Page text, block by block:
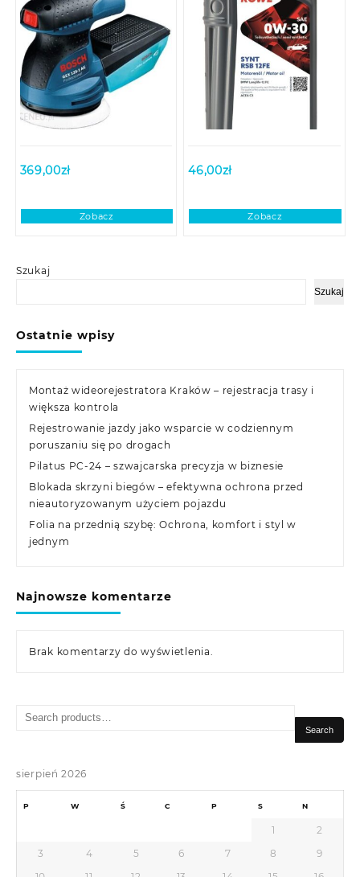
Szukaj
Szukaj
Ostatnie wpisy
Montaż wideorejestratora Kraków – rejestracja trasy i
większa kontrola
Rejestrowanie jazdy jako wsparcie w codziennym
poruszaniu się po drogach
Pilatus PC-24 – szwajcarska precyzja w biznesie
Blokada skrzyni biegów – efektywna ochrona przed
nieautoryzowanym użyciem pojazdu
Folia na przednią szybę: Ochrona, komfort i styl w
jednym
Najnowsze komentarze
Brak komentarzy do wyświetlenia.
369,00zł
Zobacz
46,00zł
Zobacz
Search
Search
sierpień 2026
P W Ś C P S N
1
2
3
4 5 6 7 8
9